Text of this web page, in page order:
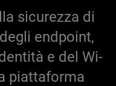
sicurezza di
endpoint,
e del Wi-
piattaforma